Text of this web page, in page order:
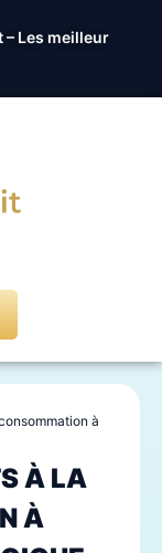
Les meilleur
à
À LA
À